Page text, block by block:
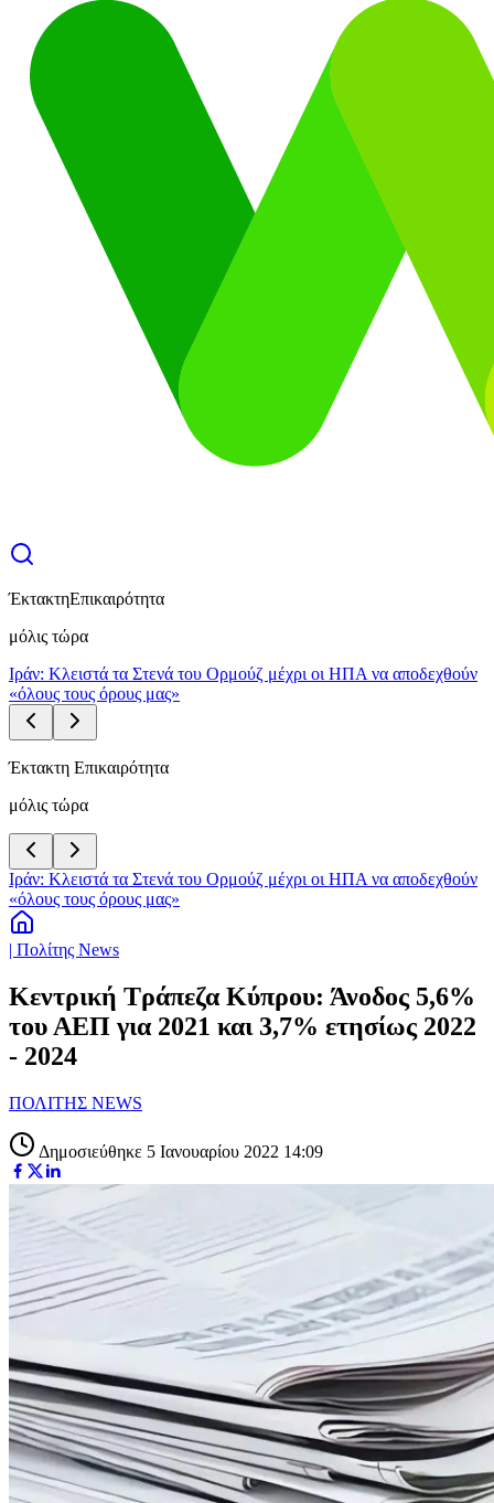
ΈκτακτηΕπικαιρότητα
μόλις τώρα
Ιράν: Κλειστά τα Στενά του Ορμούζ μέχρι οι ΗΠΑ να αποδεχθούν
«όλους τους όρους μας»
Έκτακτη Επικαιρότητα
μόλις τώρα
Ιράν: Κλειστά τα Στενά του Ορμούζ μέχρι οι ΗΠΑ να αποδεχθούν
«όλους τους όρους μας»
| Πολίτης News
Κεντρική Τράπεζα Κύπρου: Άνοδος 5,6%
του ΑΕΠ για 2021 και 3,7% ετησίως 2022
- 2024
ΠΟΛΙΤΗΣ NEWS
Δημοσιεύθηκε 5 Ιανουαρίου 2022 14:09